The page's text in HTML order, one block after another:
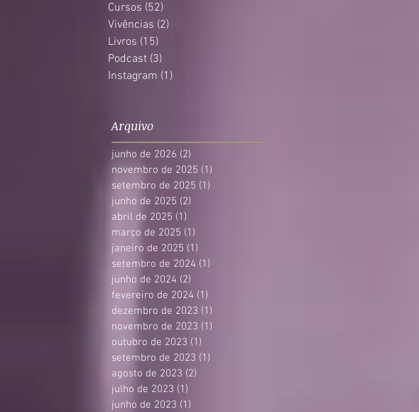
Cursos (52)
Vivências (2)
Livros (15)
Podcast (3)
Instagram (1)
Arquivo
junho de 2026 (2)
novembro de 2025 (1)
setembro de 2025 (1)
junho de 2025 (2)
abril de 2025 (1)
março de 2025 (1)
janeiro de 2025 (1)
setembro de 2024 (1)
junho de 2024 (2)
fevereiro de 2024 (1)
dezembro de 2023 (1)
novembro de 2023 (1)
outubro de 2023 (1)
setembro de 2023 (1)
agosto de 2023 (2)
julho de 2023 (1)
junho de 2023 (1)